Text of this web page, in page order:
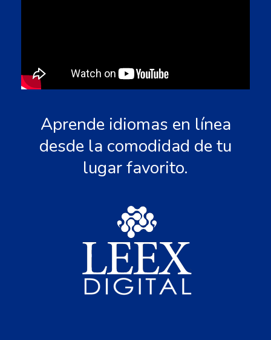
Aprende idiomas en línea
desde la comodidad de tu
lugar favorito.